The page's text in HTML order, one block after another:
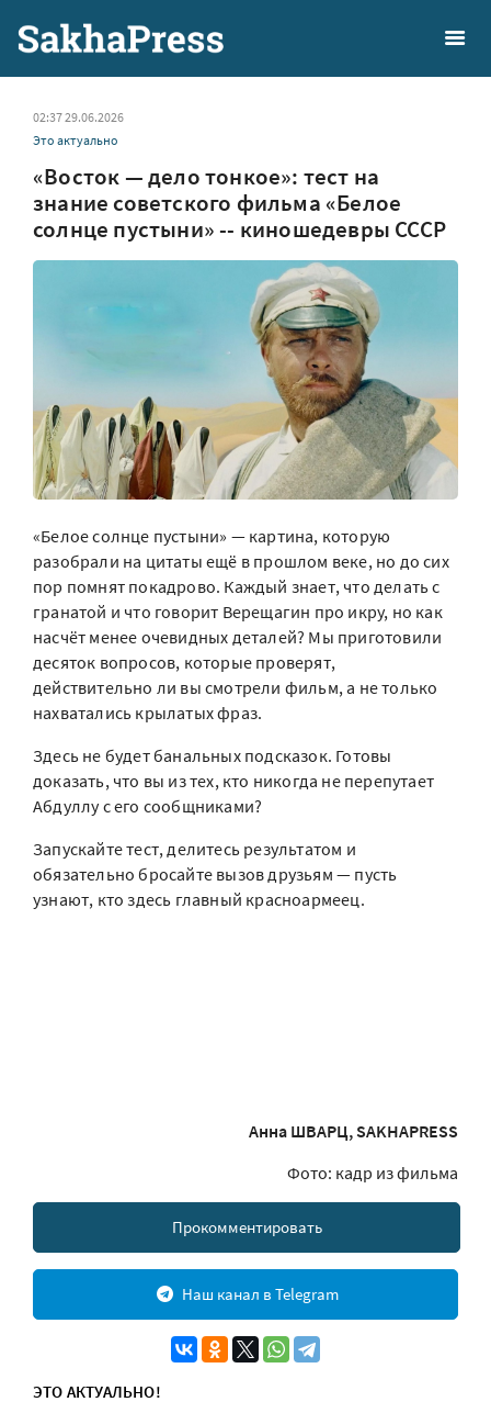
02:37 29.06.2026
Это актуально
«Восток — дело тонкое»: тест на
знание советского фильма «Белое
солнце пустыни» -- киношедевры СССР
«Белое солнце пустыни» — картина, которую
разобрали на цитаты ещё в прошлом веке, но до сих
пор помнят покадрово. Каждый знает, что делать с
гранатой и что говорит Верещагин про икру, но как
насчёт менее очевидных деталей? Мы приготовили
десяток вопросов, которые проверят,
действительно ли вы смотрели фильм, а не только
нахватались крылатых фраз.
Здесь не будет банальных подсказок. Готовы
доказать, что вы из тех, кто никогда не перепутает
Абдуллу с его сообщниками?
Запускайте тест, делитесь результатом и
обязательно бросайте вызов друзьям — пусть
узнают, кто здесь главный красноармеец.
Анна ШВАРЦ, SAKHAPRESS
Фото: кадр из фильма
Прокомментировать
Наш канал в Telegram
ЭТО АКТУАЛЬНО!